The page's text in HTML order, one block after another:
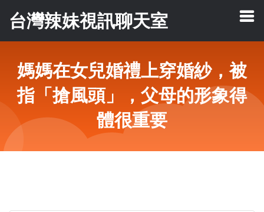
台灣辣妹視訊聊天室
媽媽在女兒婚禮上穿婚紗，被
指「搶風頭」，父母的形象得
體很重要